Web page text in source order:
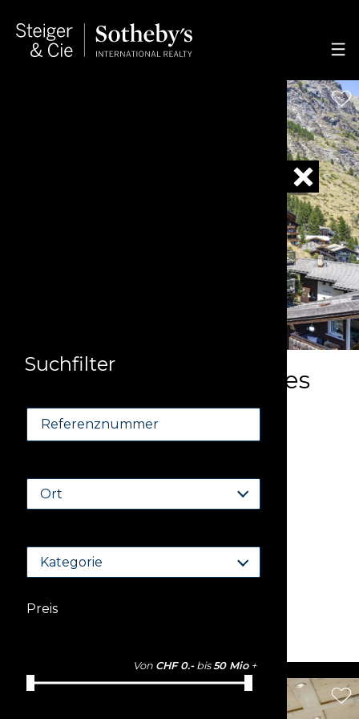
Suchfilter
Referenznummer
Ort
Kategorie
Preis
Von CHF 0.- bis 50 Mio +
Modernes 6-stöckiges
Wohnhaus mit 26
Einheiten
Zermatt